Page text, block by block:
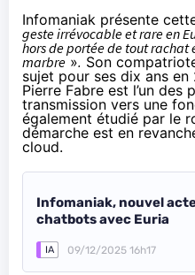
Infomaniak présente
geste irrévocable et rare en
hors de portée de tout rachat
marbre ». Son
sujet pour ses dix ans en
Pierre Fabre est l’un
transmission vers une
également étudié par le
démarche est en
cloud.
Infomaniak, nouvel
chatbots avec Euria
IA 09/12/2025 16h17